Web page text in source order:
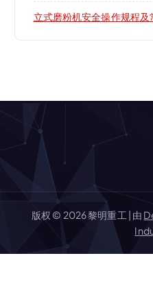
立式磨粉机安全操作规程
版权 © 2026 黎明重工 | 由